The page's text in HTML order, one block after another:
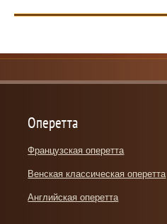
Оперетта
Французская оперетта
Венская классическая оперетта
Английская оперетта